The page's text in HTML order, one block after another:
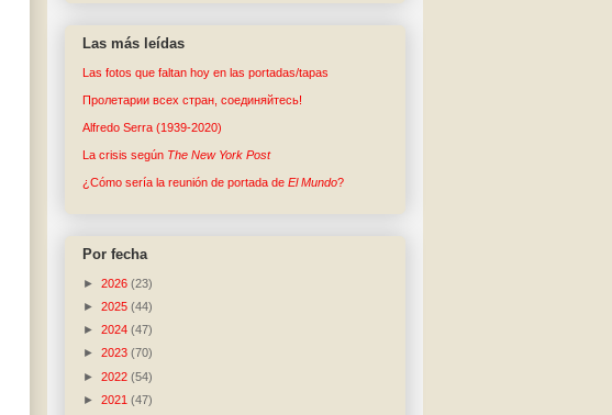
Las más leídas
Las fotos que faltan hoy en las portadas/tapas
Пролетарии всех стран, соединяйтесь!
Alfredo Serra (1939-2020)
La crisis según The New York Post
¿Cómo sería la reunión de portada de El Mundo?
Por fecha
► 2026 (23)
► 2025 (44)
► 2024 (47)
► 2023 (70)
► 2022 (54)
► 2021 (47)